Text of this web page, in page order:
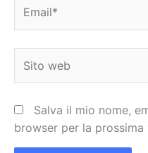
web
Salva il mio nome,
browser per la